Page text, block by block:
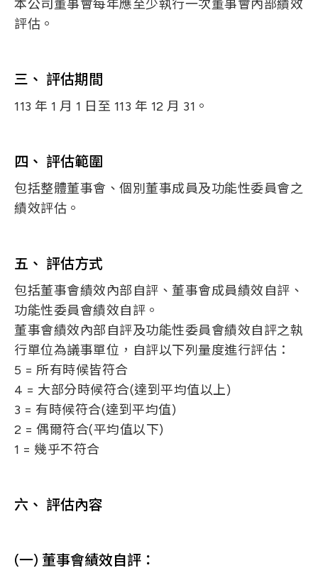
本公司董事會每年應至少執行一次董事會內部績效
評估。
三、 評估期間
113 年 1 月 1 日至 113 年 12 月 31。
四、 評估範圍
包括整體董事會、個別董事成員及功能性委員會之
績效評估。
五、 評估方式
包括董事會績效內部自評、董事會成員績效自評、
功能性委員會績效自評。
董事會績效內部自評及功能性委員會績效自評之執
行單位為議事單位，自評以下列量度進行評估：
5 = 所有時候皆符合
4 = 大部分時候符合(達到平均值以上)
3 = 有時候符合(達到平均值)
2 = 偶爾符合(平均值以下)
1 = 幾乎不符合
六、 評估內容
(一) 董事會績效自評：